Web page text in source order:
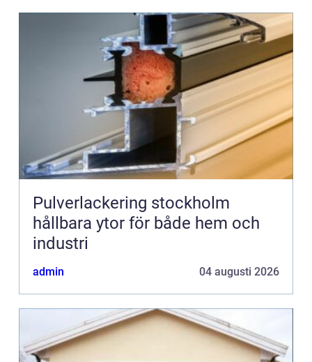
Pulverlackering stockholm
hållbara ytor för både hem och
industri
admin 04 augusti 2026